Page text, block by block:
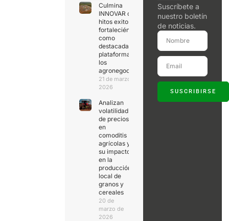
Culmina
INNOVAR con
hitos exitosos,
fortaleciéndose
como
destacada
plataforma de
los
agronegocios
21 de marzo de
2026
Analizan
volatilidad
de precios
en
comoditis
agrícolas y
su impacto
en la
producción
local de
granos y
cereales
20 de
marzo de
2026
Suscríbete a
nuestro boletín
de noticias.
SUSCRIBIRSE